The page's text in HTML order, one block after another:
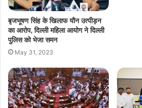
बृजभूषण सिंह के खिलाफ यौन उत्पीड़न
का आरोप, दिल्ली महिला आयोग ने दिल्ली
पुलिस को भेजा समन
May 31, 2023